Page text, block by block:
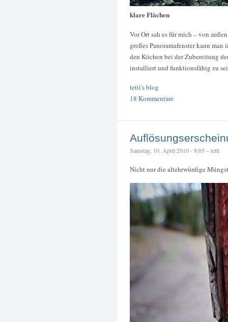
klare Flächen
Vor Ort sah es für mich – von
großes Panoramafenster kann
den Köchen bei der Zubereitung
installiert und funktionsfähig zu
tetti's blog
18 Kommentare
Samstag, 10. April 2010 - 8:05 – tetti
Nicht nur die altehrwürdige